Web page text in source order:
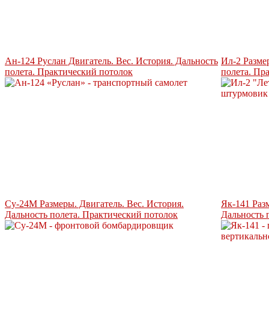
Ан-124 Руслан Двигатель. Вес. История. Дальность
полета. Практический потолок
Ил-2
полета.
Су-24М Размеры. Двигатель. Вес. История.
Дальность полета. Практический потолок
Як-141
Дальность